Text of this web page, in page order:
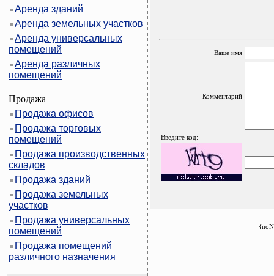
Аренда зданий
Аренда земельных участков
Аренда универсальных
помещений
Аренда различных
помещений
Продажа
Продажа офисов
Продажа торговых
помещений
Продажа производственных
складов
Продажа зданий
Продажа земельных
участков
Продажа универсальных
помещений
Продажа помещений
различного назначения
Ваше имя
Комментарий
Введите код: